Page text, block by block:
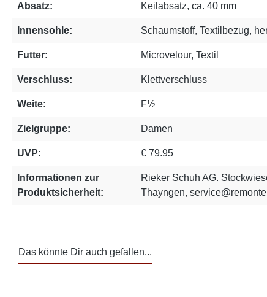
Absatz: Keilabsatz, ca. 40 mm
Innensohle: Schaumstoff, Textilbezug,
Futter: Microvelour, Textil
Verschluss: Klettverschluss
Weite: F½
Zielgruppe: Damen
UVP: € 79.95
Informationen zur
Produktsicherheit:
Rieker Schuh AG.
Thayngen,
Das könnte Dir auch gefallen...